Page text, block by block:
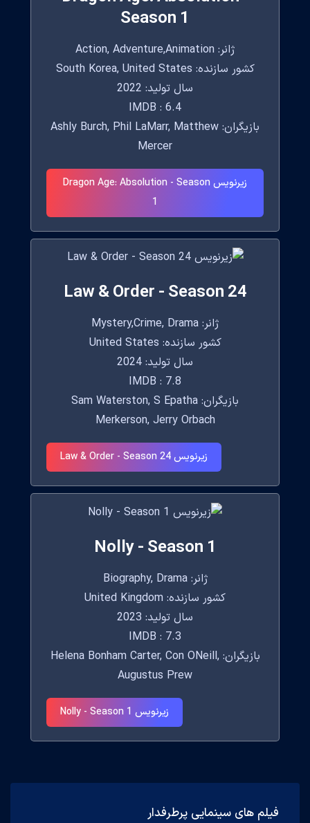
فیلم های سینمایی پرطرفدار
Season 1
ژانر: Action, Adventure,Animation
کشور سازنده: South Korea, United States
سال تولید: 2022
IMDB : 6.4
بازیگران: Ashly Burch, Phil LaMarr, Matthew
Mercer
زیرنویس Dragon Age: Absolution - Season
1
Law & Order - Season 24
ژانر: Mystery,Crime, Drama
کشور سازنده: United States
سال تولید: 2024
IMDB : 7.8
بازیگران: Sam Waterston, S Epatha
Merkerson, Jerry Orbach
زیرنویس Law & Order - Season 24
Nolly - Season 1
ژانر: Biography, Drama
کشور سازنده: United Kingdom
سال تولید: 2023
IMDB : 7.3
بازیگران: Helena Bonham Carter, Con ONeill,
Augustus Prew
زیرنویس Nolly - Season 1